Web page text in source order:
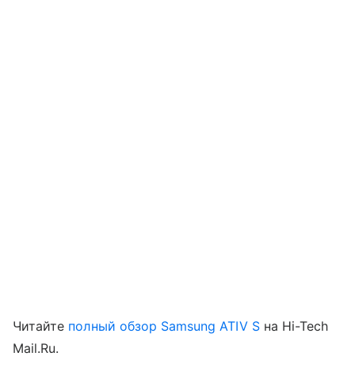
Читайте полный обзор Samsung ATIV Sна Hi-Tech
Mail.Ru.